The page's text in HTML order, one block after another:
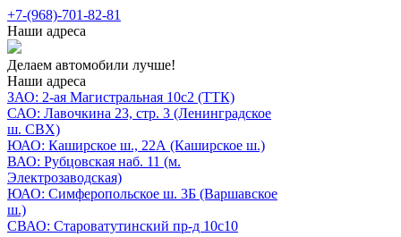
+7-(968)-701-82-81
Наши адреса
Делаем автомобили лучше!
Наши адреса
ЗАО: 2-ая Магистральная 10с2 (ТТК)
САО: Лавочкина 23, стр. 3 (Ленинградское
ш. СВХ)
ЮАО: Каширское ш., 22А (Каширское ш.)
ВАО: Рубцовская наб. 11 (м.
Электрозаводская)
ЮАО: Симферопольское ш. 3Б (Варшавское
ш.)
СВАО: Староватутинский пр-д 10с10